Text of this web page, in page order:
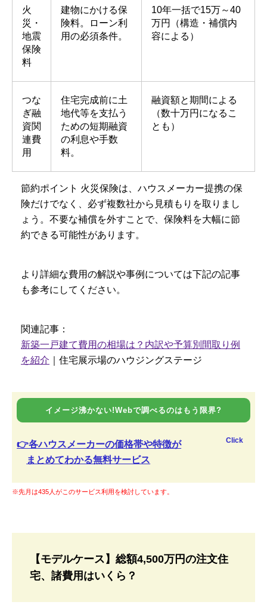
火
災・
地震
保険
料
建物にかける保
険料。ローン利
用の必須条件。
10年一括で15万～40
万円（構造・補償内
容による）
つな
ぎ融
資関
連費
用
住宅完成前に土
地代等を支払う
ための短期融資
の利息や手数
料。
融資額と期間による
（数十万円になるこ
とも）
節約ポイント 火災保険は、ハウスメーカー提携の保
険だけでなく、必ず複数社から見積もりを取りまし
ょう。不要な補償を外すことで、保険料を大幅に節
約できる可能性があります。
より詳細な費用の解説や事例については下記の記事
も参考にしてください。
関連記事：
新築一戸建て費用の相場は？内訳や予算別間取り例
を紹介 ｜住宅展示場のハウジングステージ
イメージ沸かない!Webで調べるのはもう限界?
👉各ハウスメーカーの価格帯や特徴が
まとめてわかる無料サービス
Click
※先月は435人がこのサービス利用を検討しています。
【モデルケース】総額4,500万円の注文住
宅、諸費用はいくら？